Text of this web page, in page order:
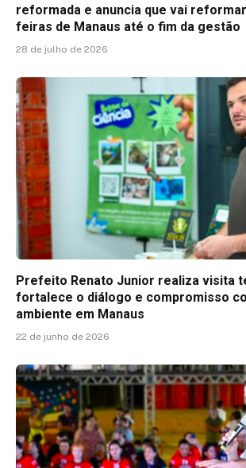
reformada e anuncia que vai
feiras de Manaus até o fim da gestão
28 de julho de 2026
Prefeito Renato Junior realiza visita
fortalece o diálogo e compromisso
ambiente em Manaus
22 de junho de 2026